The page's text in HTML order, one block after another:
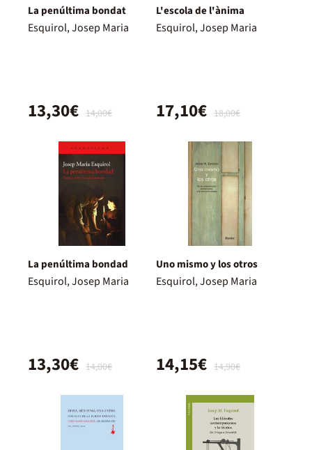
La penúltima bondat
Esquirol, Josep Maria
14,00€
13,30€
L'escola de l'ànima
Esquirol, Josep Maria
18,00€
17,10€
La penúltima bondad
Esquirol, Josep Maria
14,00€
13,30€
Uno mismo y los otros
Esquirol, Josep Maria
14,90€
14,15€